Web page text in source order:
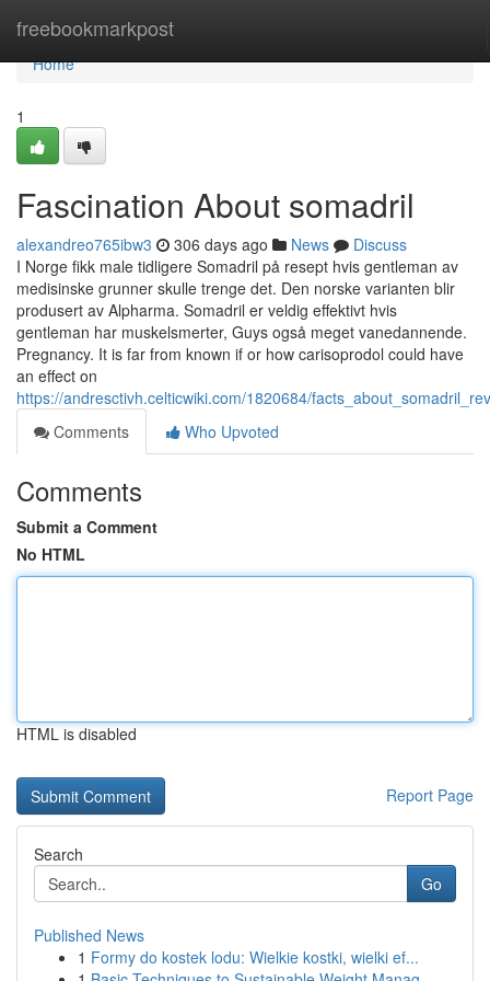
freebookmarkpost
Home
Home
1
Fascination About somadril
alexandreo765ibw3 306 days ago News
Discuss
I Norge fikk male tidligere Somadril på resept hvis gentleman av
medisinske grunner skulle trenge det. Den norske varianten blir
produsert av Alpharma. Somadril er veldig effektivt hvis
gentleman har muskelsmerter, Guys også meget vanedannende.
Pregnancy. It is far from known if or how carisoprodol could have
an effect on
https://andresctivh.celticwiki.com/1820684/
Comments
Who Upvoted
Comments
Submit a Comment
No HTML
HTML is disabled
Report Page
Search
Go
Published News
1 Formy do kostek lodu: Wielkie kostki, wielki ef...